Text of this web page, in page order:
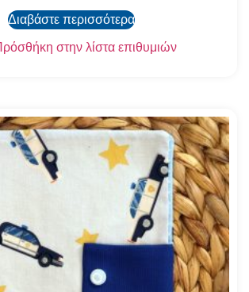
Διαβάστε περισσότερα
στην λίστα επιθυμιών